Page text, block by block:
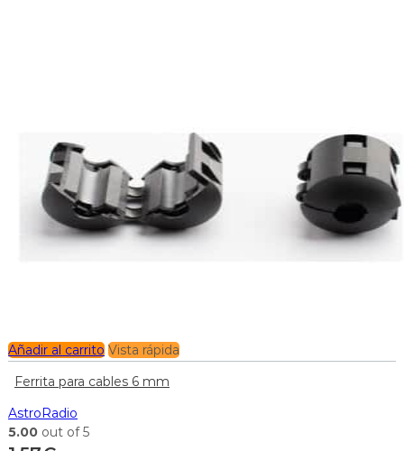
Añadir al carrito Vista rápida
Ferrita para cables 6 mm
AstroRadio
5.00 out of 5